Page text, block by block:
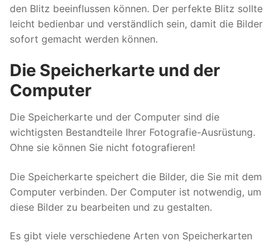
den Blitz beeinflussen können. Der perfekte Blitz sollte
leicht bedienbar und verständlich sein, damit die Bilder
sofort gemacht werden können.
Die Speicherkarte und der
Computer
Die Speicherkarte und der Computer sind die
wichtigsten Bestandteile Ihrer Fotografie-Ausrüstung.
Ohne sie können Sie nicht fotografieren!
Die Speicherkarte speichert die Bilder, die Sie mit dem
Computer verbinden. Der Computer ist notwendig, um
diese Bilder zu bearbeiten und zu gestalten.
Es gibt viele verschiedene Arten von Speicherkarten